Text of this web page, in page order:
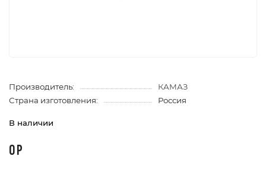
Производитель:
КАМАЗ
Страна изготовления:
Россия
В наличии
0 Р